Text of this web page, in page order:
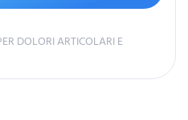
DOLORI ARTICOLARI E